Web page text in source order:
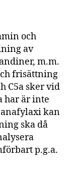
och
av
m.m.
frisättning
C5a sker vid
har är inte
kan
ska då
p.g.a.